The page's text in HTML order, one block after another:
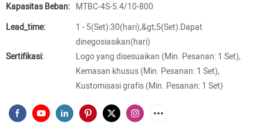
Kapasitas Beban: MTBC-4S-5.4/10-800
Lead_time:
1 - 5(Set):30(hari),&gt;5(Set):Dapat
dinegosiasikan(hari)
Sertifikasi:
Logo yang disesuaikan (Min. Pesanan: 1 Set),
Kemasan khusus (Min. Pesanan: 1 Set),
Kustomisasi grafis (Min. Pesanan: 1 Set)